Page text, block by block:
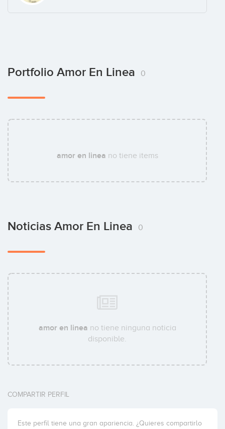
Portfolio Amor En Linea 0
amor en linea no tiene items
Noticias Amor En Linea 0
amor en linea no tiene ninguna noticia
disponible.
COMPARTIR PERFIL
Este perfil tiene una gran apariencia. ¿Quieres compartirlo